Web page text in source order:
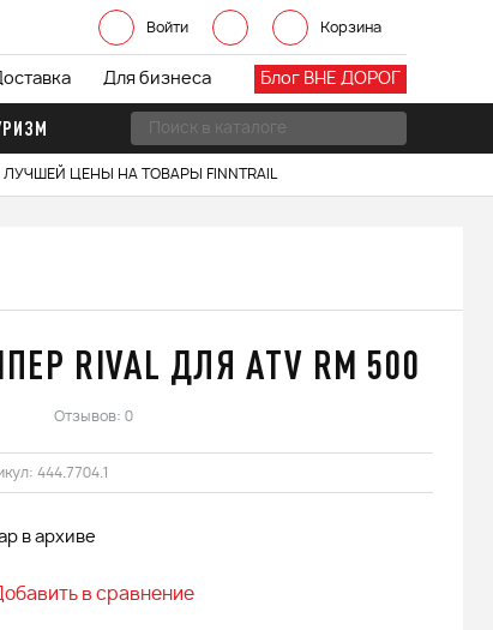
Войти Корзина
Блог ВНЕ ДОРОГ
Для бизнеса
ЦЕНЫ НА ТОВАРЫ FINNTRAIL
RIVAL ДЛЯ ATV RM 500
Отзывов: 0
444.7704.1
в архиве
в сравнение